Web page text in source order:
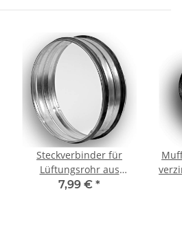
Steckverbinder für
Lüftungsrohr aus
verzinktem Stahlblech
7,99 € *